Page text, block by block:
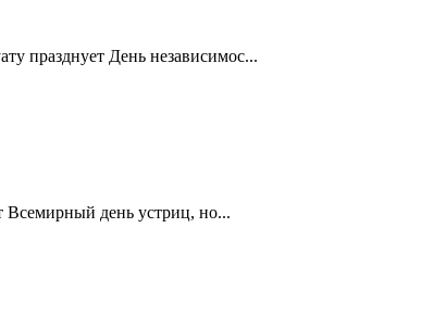
празднует День независимос...
Всемирный день устриц, но...